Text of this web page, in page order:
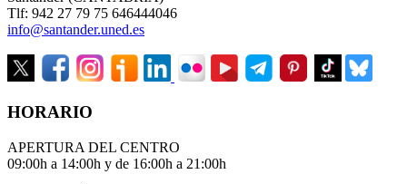
Tlf: 942 27 79 75 646444046
info@santander.uned.es
HORARIO
APERTURA DEL CENTRO
09:00h a 14:00h y de 16:00h a 21:00h